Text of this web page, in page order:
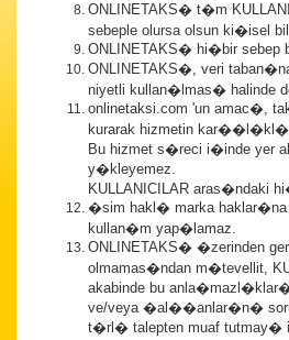
ONLINETAKS� t�m
sebeple olursa olsun ki�isel
ONLINETAKS� hi�bir sebep
ONLINETAKS�, veri
niyetli kullan�lmas� halinde
onlinetaksi.com 'un amac�,
kurarak hizmetin
Bu hizmet s�reci i�inde yer
y�kleyemez.
KULLANICILAR aras�ndaki
�sim hakl� marka
kullan�m yap�lamaz.
ONLINETAKS� �zerinden
olmamas�ndan m�tevellit,
akabinde bu
ve/veya �al��anlar�n�
t�rl� talepten muaf tutmay�